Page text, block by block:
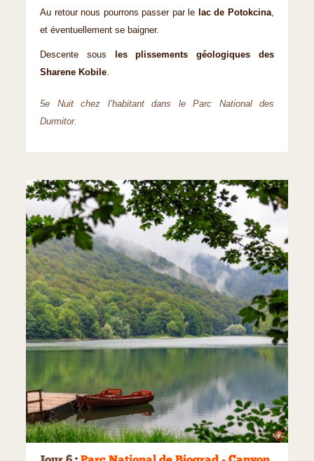
Au retour nous pourrons passer par le lac de Potokcina,
et éventuellement se baigner.
Descente sous
les plissements géologiques des
Sharene Kobile.
5e Nuit chez l’habitant dans le Parc National des
Durmitor.
©